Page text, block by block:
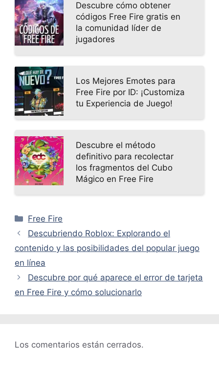
Descubre cómo obtener
códigos Free Fire gratis en
la comunidad líder de
jugadores
Los Mejores Emotes para
Free Fire por ID: ¡Customiza
tu Experiencia de Juego!
Descubre el método
definitivo para recolectar
los fragmentos del Cubo
Mágico en Free Fire
Categorías
Free Fire
Descubriendo Roblox: Explorando el
contenido y las posibilidades del popular juego
en línea
Descubre por qué aparece el error de tarjeta
en Free Fire y cómo solucionarlo
Los comentarios están cerrados.